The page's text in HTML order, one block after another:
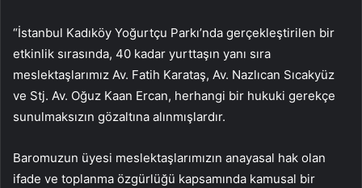
“İstanbul Kadıköy Yoğurtçu Parkı’nda gerçekleştirilen bir
etkinlik sırasında, 40 kadar yurttaşın yanı sıra
meslektaşlarımız Av. Fatih Karataş, Av. Nazlıcan Sıcakyüz
ve Stj. Av. Oğuz Kaan Ercan, herhangi bir hukuki gerekçe
sunulmaksızın gözaltına alınmışlardır.
Baromuzun üyesi meslektaşlarımızın anayasal hak olan
ifade ve toplanma özgürlüğü kapsamında kamusal bir